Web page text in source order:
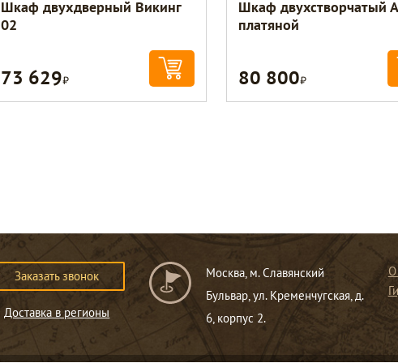
Шкаф двухдверный Викинг
02
73 629Р
Шкаф двухстворчатый
платяной
80 800Р
Заказать звонок
Доставка в регионы
Москва, м. Славянский
Бульвар, ул. Кременчугская, д.
6, корпус 2.
О